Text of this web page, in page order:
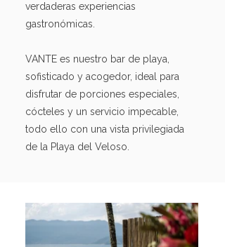
verdaderas experiencias
gastronómicas.
VANTE es nuestro bar de playa,
sofisticado y acogedor, ideal para
disfrutar de porciones especiales,
cócteles y un servicio impecable,
todo ello con una vista privilegiada
de la Playa del Veloso.